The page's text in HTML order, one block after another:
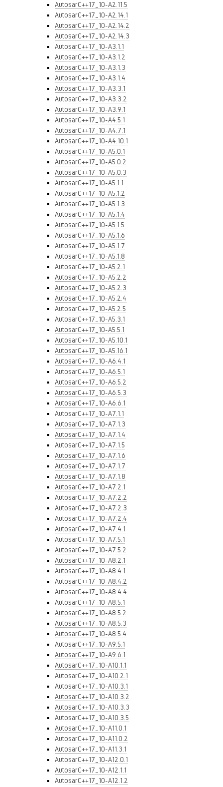
AutosarC++17_10-A2.11.5
AutosarC++17_10-A2.14.1
AutosarC++17_10-A2.14.2
AutosarC++17_10-A2.14.3
AutosarC++17_10-A3.1.1
AutosarC++17_10-A3.1.2
AutosarC++17_10-A3.1.3
AutosarC++17_10-A3.1.4
AutosarC++17_10-A3.3.1
AutosarC++17_10-A3.3.2
AutosarC++17_10-A3.9.1
AutosarC++17_10-A4.5.1
AutosarC++17_10-A4.7.1
AutosarC++17_10-A4.10.1
AutosarC++17_10-A5.0.1
AutosarC++17_10-A5.0.2
AutosarC++17_10-A5.0.3
AutosarC++17_10-A5.1.1
AutosarC++17_10-A5.1.2
AutosarC++17_10-A5.1.3
AutosarC++17_10-A5.1.4
AutosarC++17_10-A5.1.5
AutosarC++17_10-A5.1.6
AutosarC++17_10-A5.1.7
AutosarC++17_10-A5.1.8
AutosarC++17_10-A5.2.1
AutosarC++17_10-A5.2.2
AutosarC++17_10-A5.2.3
AutosarC++17_10-A5.2.4
AutosarC++17_10-A5.2.5
AutosarC++17_10-A5.3.1
AutosarC++17_10-A5.5.1
AutosarC++17_10-A5.10.1
AutosarC++17_10-A5.16.1
AutosarC++17_10-A6.4.1
AutosarC++17_10-A6.5.1
AutosarC++17_10-A6.5.2
AutosarC++17_10-A6.5.3
AutosarC++17_10-A6.6.1
AutosarC++17_10-A7.1.1
AutosarC++17_10-A7.1.3
AutosarC++17_10-A7.1.4
AutosarC++17_10-A7.1.5
AutosarC++17_10-A7.1.6
AutosarC++17_10-A7.1.7
AutosarC++17_10-A7.1.8
AutosarC++17_10-A7.2.1
AutosarC++17_10-A7.2.2
AutosarC++17_10-A7.2.3
AutosarC++17_10-A7.2.4
AutosarC++17_10-A7.4.1
AutosarC++17_10-A7.5.1
AutosarC++17_10-A7.5.2
AutosarC++17_10-A8.2.1
AutosarC++17_10-A8.4.1
AutosarC++17_10-A8.4.2
AutosarC++17_10-A8.4.4
AutosarC++17_10-A8.5.1
AutosarC++17_10-A8.5.2
AutosarC++17_10-A8.5.3
AutosarC++17_10-A8.5.4
AutosarC++17_10-A9.5.1
AutosarC++17_10-A9.6.1
AutosarC++17_10-A10.1.1
AutosarC++17_10-A10.2.1
AutosarC++17_10-A10.3.1
AutosarC++17_10-A10.3.2
AutosarC++17_10-A10.3.3
AutosarC++17_10-A10.3.5
AutosarC++17_10-A11.0.1
AutosarC++17_10-A11.0.2
AutosarC++17_10-A11.3.1
AutosarC++17_10-A12.0.1
AutosarC++17_10-A12.1.1
AutosarC++17_10-A12.1.2